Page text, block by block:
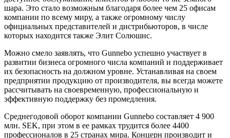
шара. Это стало возможным благодаря более чем 25 офисам
компании по всему миру, а также огромному числу
официальных представителей и дистрибьюторов, в числе
которых находится также Элит Солюшнс.
Можно смело заявлять, что Gunnebo успешно участвует в
развитии бизнеса огромного числа компаний и поддерживает
их безопасность на должном уровне. Устанавливая на своем
предприятии продукцию от производителя, вы всегда можете
рассчитывать на своевременную, профессиональную и
эффективную поддержку без промедления.
Среднегодовой оборот компании Gunnebo составляет 4 900
млн. SEK, при этом в ее рамках трудится более 4400
профессионалов в 25 странах мира. Концерн производит и